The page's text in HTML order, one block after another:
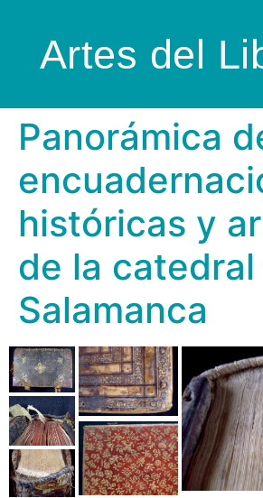
Artes del
Panorámica
históricas y
de la catedral
Salamanca